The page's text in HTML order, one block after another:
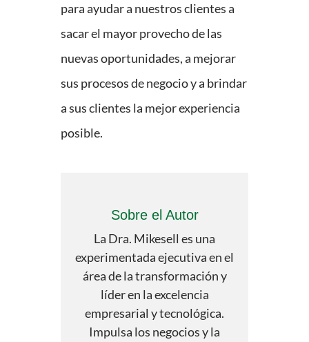
para ayudar a nuestros clientes a
sacar el mayor provecho de las
nuevas oportunidades, a mejorar
sus procesos de negocio y a brindar
a sus clientes la mejor experiencia
posible.
Sobre el Autor
La Dra. Mikesell es una
experimentada ejecutiva en el
área de la transformación y
líder en la excelencia
empresarial y tecnológica.
Impulsa los negocios y la